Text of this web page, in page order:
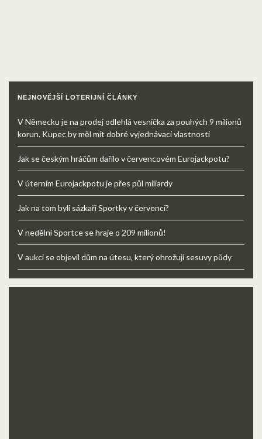
NEJNOVĚJŠÍ LOTERIJNÍ ČLÁNKY
V Německu je na prodej odlehlá vesnička za pouhých 9 milionů
korun. Kupec by měl mít dobré vyjednávací vlastnosti
Jak se českým hráčům dařilo v červencovém Eurojackpotu?
V úterním Eurojackpotu je přes půl miliardy
Jak na tom byli sázkaři Sportky v červenci?
V nedělní Sportce se hraje o 209 milionů!
V aukci se objevil dům na útesu, který ohrožují sesuvy půdy